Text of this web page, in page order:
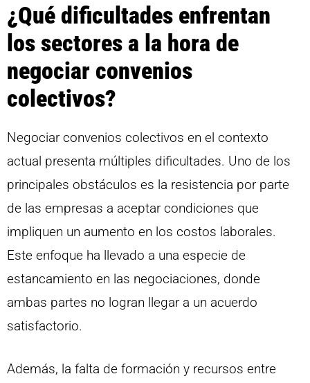
¿Qué dificultades enfrentan
los sectores a la hora de
negociar convenios
colectivos?
Negociar convenios colectivos en el contexto
actual presenta múltiples dificultades. Uno de los
principales obstáculos es la resistencia por parte
de las empresas a aceptar condiciones que
impliquen un aumento en los costos laborales.
Este enfoque ha llevado a una especie de
estancamiento en las negociaciones, donde
ambas partes no logran llegar a un acuerdo
satisfactorio.
Además, la falta de formación y recursos entre